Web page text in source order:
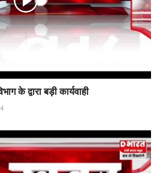
के द्वारा बड़ी कार्यवाही